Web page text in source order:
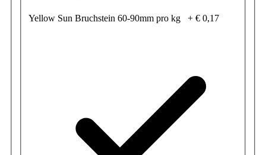
Yellow Sun Bruchstein 60-90mm pro kg + € 0,17